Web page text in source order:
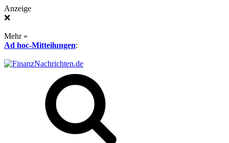
Anzeige
❌
Mehr »
Ad hoc-Mitteilungen: